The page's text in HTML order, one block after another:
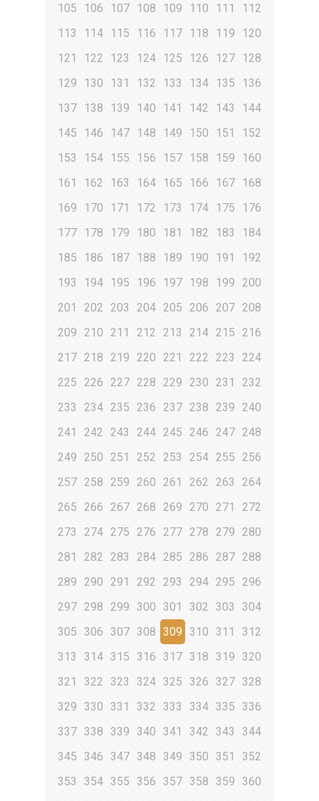
105
106 107 108 109 110 111
112
113
114 115 116 117 118 119
120
121
122 123 124 125 126 127 128
129
130 131 132 133 134 135
136
137 138 139 140 141 142 143
144
145
146 147 148 149 150 151
152
153
154 155 156 157 158 159
160
161
162 163 164 165 166 167 168
169
170 171 172 173 174 175
176
177 178 179 180 181 182 183
184
185
186 187 188 189 190 191
192
193
194 195 196 197 198 199
200
201
202 203 204 205 206 207 208
209
210 211 212 213 214 215
216
217 218 219 220 221 222 223
224
225
226 227 228 229 230 231
232
233
234 235 236 237 238 239
240
241
242 243 244 245 246 247 248
249
250 251 252 253 254 255
256
257 258 259 260 261 262 263
264
265
266 267 268 269 270 271
272
273
274 275 276 277 278 279
280
281
282 283 284 285 286 287 288
289
290 291 292 293 294 295
296
297 298 299 300 301 302 303
304
305
306 307 308 309 310 311
312
313
314 315 316 317 318 319
320
321
322 323 324 325 326 327 328
329
330 331 332 333 334 335
336
337 338 339 340 341 342 343
344
345
346 347 348 349 350 351
352
353
354 355 356 357 358 359 360